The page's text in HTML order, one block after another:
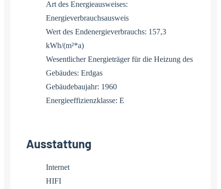
Art des Energieausweises:
Energieverbrauchsausweis
Wert des Endenergieverbrauchs: 157,3
kWh/(m²*a)
Wesentlicher Energieträger für die Heizung des
Gebäudes: Erdgas
Gebäudebaujahr: 1960
Energieeffizienzklasse: E
Ausstattung
Internet
HIFI